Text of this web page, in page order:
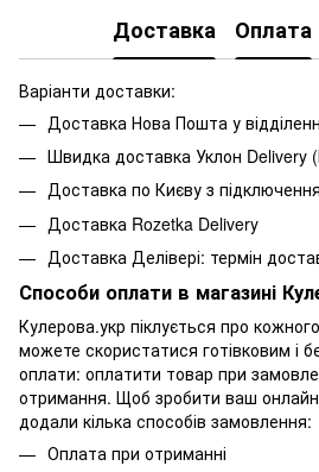
Доставка Оплата
Варіанти доставки:
Доставка Нова Пошта у
Швидка доставка Уклон Delivery
Доставка по Києву з
Доставка Rozetka Delivery
Доставка Делівері: термін
Способи оплати в магазині
Кулерова.укр піклується про
можете скористатися готівковим і
оплати: оплатити товар при
отримання. Щоб зробити ваш
додали кілька способів замовлення:
Оплата при отриманні